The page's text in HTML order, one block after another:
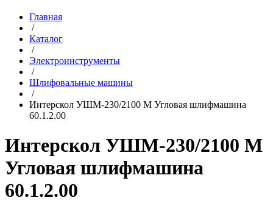
Главная
/
Каталог
/
Электроинструменты
/
Шлифовальные машины
/
Интерскол УШМ-230/2100 М Угловая шлифмашина
60.1.2.00
Интерскол УШМ-230/2100 М
Угловая шлифмашина
60.1.2.00